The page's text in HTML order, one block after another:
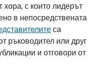
хора, с които лидерът
в непосредствената
са
ръководител или друг
и отговори от